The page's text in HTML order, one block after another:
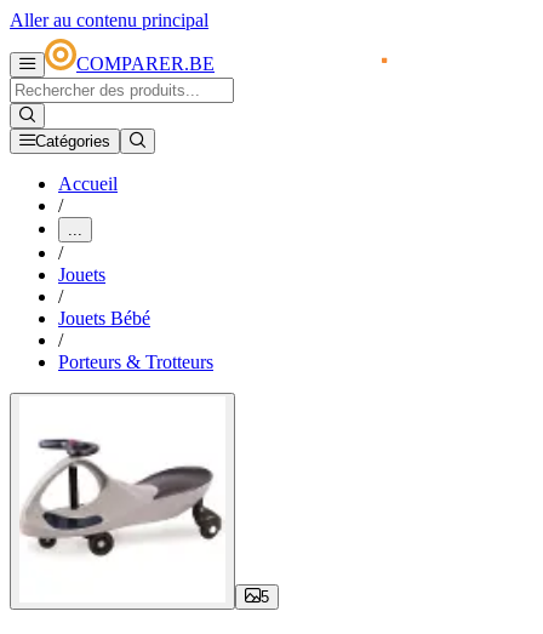
Aller au contenu principal
COMPARER.BE
Catégories
Accueil
/
...
/
Jouets
/
Jouets Bébé
/
Porteurs & Trotteurs
5